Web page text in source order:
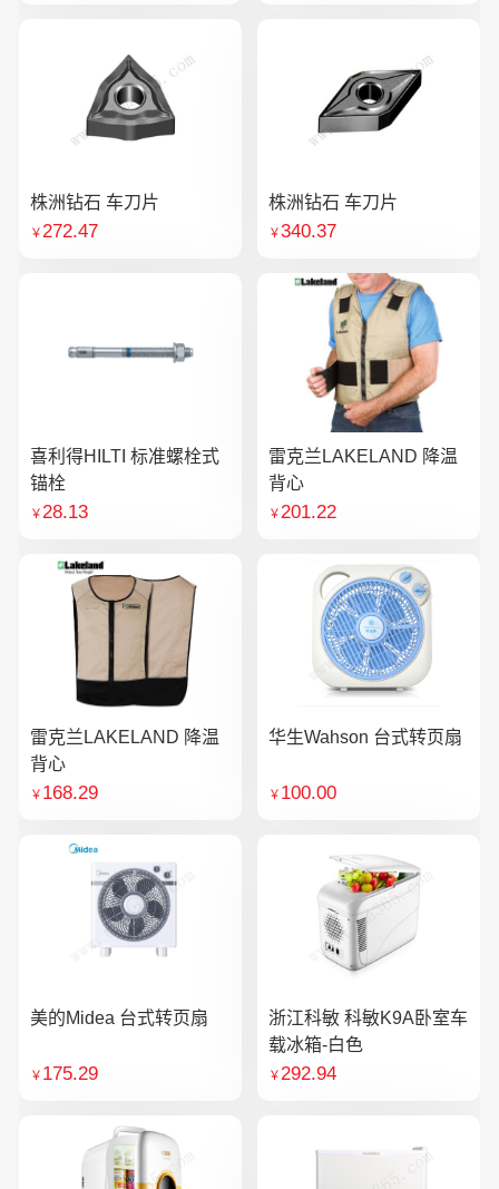
株洲钻石 车刀片
￥272.47
株洲钻石 车刀片
￥340.37
喜利得HILTI 标准螺栓式
锚栓
￥28.13
雷克兰LAKELAND 降温
背心
￥201.22
雷克兰LAKELAND 降温
背心
￥ 168.29
华生Wahson 台式转页扇
￥ 100.00
美的Midea 台式转页扇
￥ 175.29
浙江科敏 科敏K9A卧室车
载冰箱-白色
￥292.94